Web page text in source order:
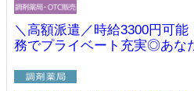
＼高額派遣／時給3300円可
務でプライベート充実◎あな